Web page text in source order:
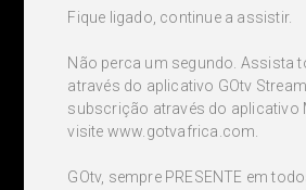
Fique ligado, continue a assistir.
Não perca um segundo. Assista
através do aplicativo GOtv
subscrição através do aplicativo
visite www.gotvafrica.com.
GOtv, sempre PRESENTE em